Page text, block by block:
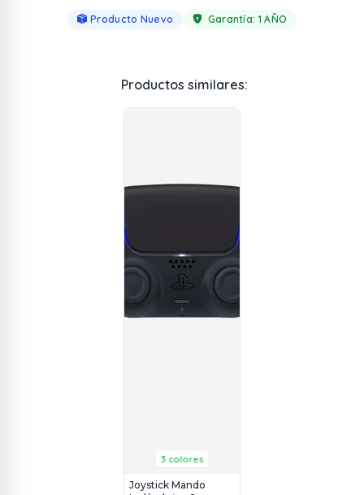
Producto Nuevo Garantía: 1 AÑO
Productos similares:
3 colores
Joystick Mando